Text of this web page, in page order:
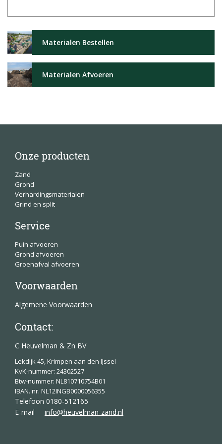
Materialen Bestellen
Materialen Afvoeren
Onze producten
Zand
Grond
Verhardingsmaterialen
Grind en split
Service
Puin afvoeren
Grond afvoeren
Groenafval afvoeren
Voorwaarden
Algemene Voorwaarden
Contact:
C Heuvelman & Zn BV
Lekdijk 45, Krimpen aan den IJssel
KvK-nummer: 24302527
Btw-nummer: NL810710754B01
IBAN. nr. NL12INGB0000056355
Telefoon 0180-512165
E-mail info@heuvelman-zand.nl